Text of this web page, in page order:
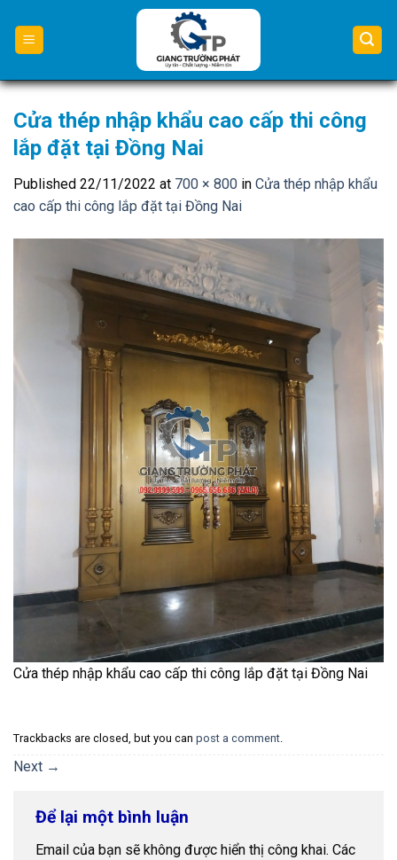
content
Cửa thép nhập khẩu cao cấp thi công
lắp đặt tại Đồng Nai
Published 22/11/2022 at 700 × 800 in Cửa thép nhập khẩu
cao cấp thi công lắp đặt tại Đồng Nai
Cửa thép nhập khẩu cao cấp thi công lắp đặt tại Đồng Nai
Trackbacks are closed, but you can post a comment
Next →
Để lại một bình luận
Email của bạn sẽ không được hiển thị công khai. Các